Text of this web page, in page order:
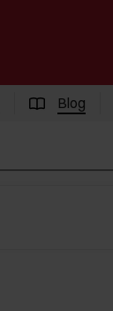
Blog